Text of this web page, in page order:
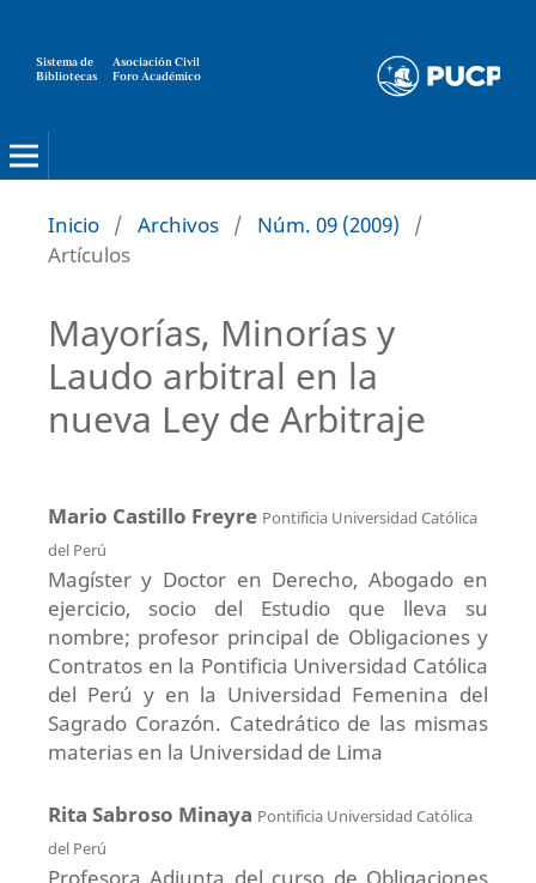
Sistema de
Bibliotecas
Asociación Civil
Foro Académico
Inicio / Archivos / Núm. 09 (2009)
/
Artículos
Mayorías, Minorías y
Laudo arbitral en la
nueva Ley de Arbitraje
Mario Castillo Freyre Pontificia Universidad Católica
del Perú
Magíster y Doctor en Derecho, Abogado en
ejercicio, socio del Estudio que lleva su
nombre; profesor principal de Obligaciones y
Contratos en la Pontificia Universidad Católica
del Perú y en la Universidad Femenina del
Sagrado Corazón. Catedrático de las mismas
materias en la Universidad de Lima
Rita Sabroso Minaya Pontificia Universidad Católica
del Perú